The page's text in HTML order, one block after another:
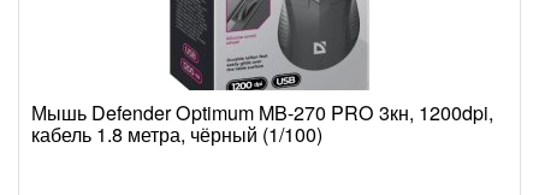
Мышь Defender Optimum MB-270 PRO 3кн, 1200dpi,
кабель 1.8 метра, чёрный (1/100)